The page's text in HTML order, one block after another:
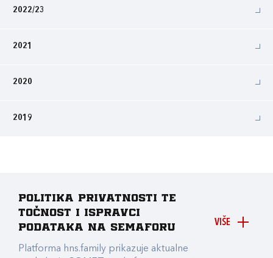
2022/23
2021
2020
2019
VIŠE
Politika privatnosti te
točnost i ispravci
podataka na Semaforu
Platforma hns.family prikazuje aktualne